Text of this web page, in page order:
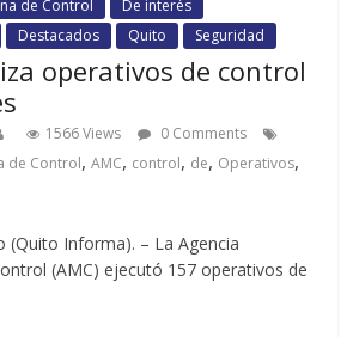
de Control
De interés
Destacados Quito Seguridad
operativos de control
1566 Views
0 Comments
de Control,AMC, control, de, Operativos,
(Quito Informa). – La Agencia
(AMC) ejecutó 157 operativos de